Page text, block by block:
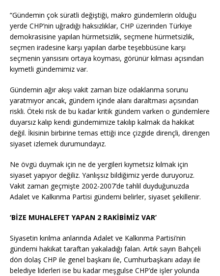
“Gündemin çok süratli değiştiği, makro gündemlerin olduğu
yerde CHP’nin uğradığı haksızlıklar, CHP üzerinden Türkiye
demokrasisine yapılan hürmetsizlik, seçmene hürmetsizlik,
seçmen iradesine karşı yapılan darbe teşebbüsüne karşı
seçmenin yansısını ortaya koyması, görünür kılması açısından
kıymetli gündemimiz var.
Gündemin ağır akışı vakit zaman bize odaklanma sorunu
yaratmıyor ancak, gündem içinde alanı daraltması açısından
riskli. Öteki risk de bu kadar kritik gündem varken o gündemlere
duyarsız kalıp kendi gündemimize takılıp kalmak da hakikat
değil. İkisinin birbirine temas ettiği ince çizgide dirençli, direngen
siyaset izlemek durumundayız.
Ne övgü duymak için ne de yergileri kıymetsiz kılmak için
siyaset yapıyor değiliz. Yanlışsız bildiğimiz yerde duruyoruz.
Vakit zaman geçmişte 2002-2007’de tahlil duyduğunuzda
Adalet ve Kalkınma Partisi gündemi belirler, siyaset şekillenir.
‘BİZE MUHALEFET YAPAN 2 RAKİBİMİZ VAR’
Siyasetin kırılma anlarında Adalet ve Kalkınma Partisi’nin
gündemi hakikat taraftan yakaladığı falan. Artık sayın Bahçeli
dön dolaş CHP ile genel başkanı ile, Cumhurbaşkanı adayı ile
belediye liderleri ise bu kadar meşgulse CHP’de işler yolunda